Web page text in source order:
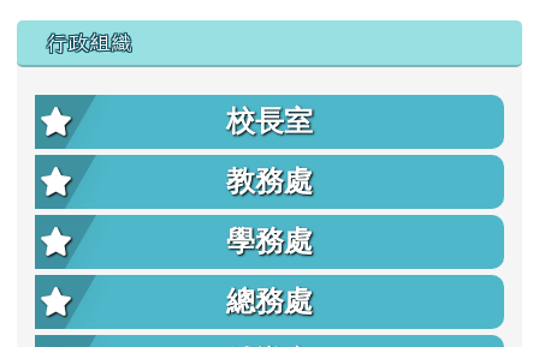
行政組織
校長室
教務處
學務處
總務處